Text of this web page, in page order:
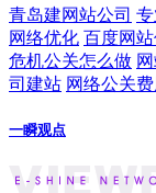
青岛建网站公司
网络优化 百度网站
危机公关怎么做
司建站 网络公关费
一瞬观点